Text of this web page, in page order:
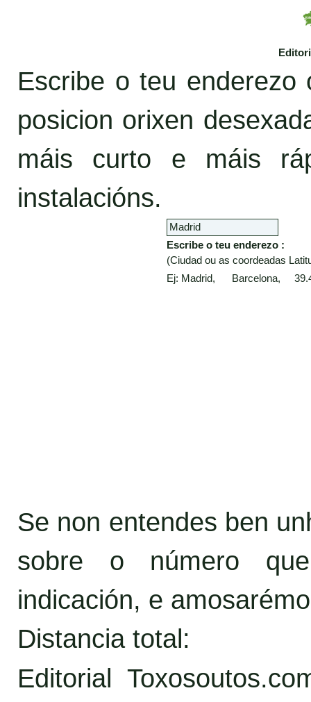
Escribe o teu
posicion orixen
máis curto e máis
instalacións.
Escribe o teu enderezo :
(Ciudad ou as coordeadas
Ej: Madrid, Barcelona,
Se non entendes ben
sobre o número
indicación, e
Distancia total:
Editorial